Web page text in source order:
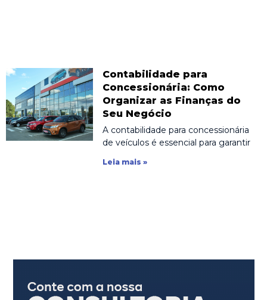
Contabilidade para
Concessionária: Como
Organizar as Finanças do
Seu Negócio
A contabilidade para concessionária
de veículos é essencial para garantir
Leia mais »